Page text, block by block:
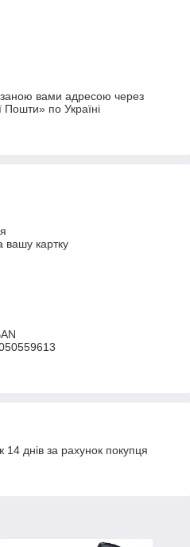
вами адресою через
Пошти» по Україні
вашу картку
днів за рахунок покупця